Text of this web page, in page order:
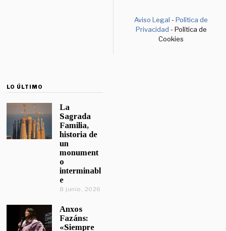
Aviso Legal -Política de
Privacidad - Política de
Cookies
LO ÚLTIMO
La
Sagrada
Familia,
historia de
un
monument
o
interminabl
e
8 junio, 2026
Anxos
Fazáns:
«Siempre